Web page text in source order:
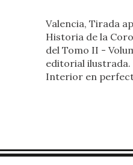
Valencia, Tirada
Historia de la
del Tomo II -
editorial ilustrada.
Interior en